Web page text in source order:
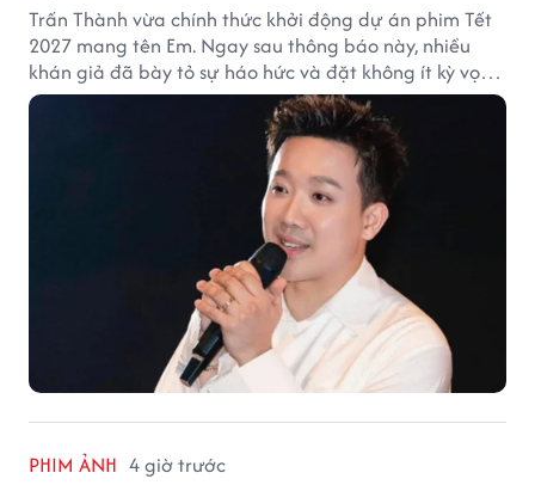
Trấn Thành vừa chính thức khởi động dự án phim Tết
2027 mang tên Em. Ngay sau thông báo này, nhiều
khán giả đã bày tỏ sự háo hức và đặt không ít kỳ vọng
vào bộ phim mới của Trấn Thành.
PHIM ẢNH 4 giờ trước